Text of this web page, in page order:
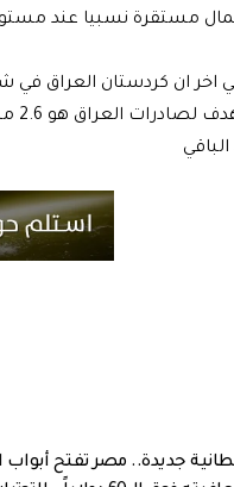
نسبيا عند مستوى 400 ألف برميل
العراق في شمال البلاد تسهم بنحو
جديدة.. مصر تفتح أبواب